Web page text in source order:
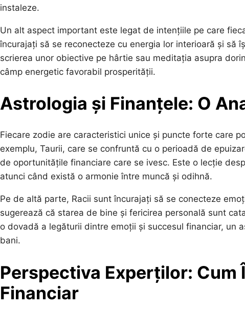
instaleze.
Un alt aspect important este legat de intențiile pe care
încurajați să se reconecteze cu energia lor interioară și să
scrierea unor obiective pe hârtie sau meditația asupra
câmp energetic favorabil prosperității.
Astrologia și Finanțele: O
Fiecare zodie are caracteristici unice și puncte forte care
exemplu, Taurii, care se confruntă cu o perioadă de
de oportunitățile financiare care se ivesc. Este o lecție
atunci când există o armonie între muncă și odihnă.
Pe de altă parte, Racii sunt încurajați să se conecteze
sugerează că starea de bine și fericirea personală sunt
o dovadă a legăturii dintre emoții și succesul financiar, un
bani.
Perspectiva Experților:
Financiar